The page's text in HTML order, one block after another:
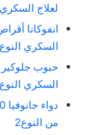
لعلاج السكري
السكري النوع 2
السكري النوع 2
من النوع2